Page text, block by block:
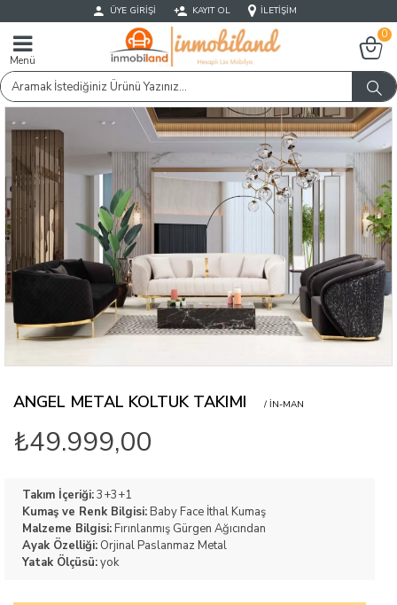
ÜYE GIRIŞI KAYIT OL İLETIŞIM
Menü
0
ANGEL METAL KOLTUK TAKIMI / IN-MAN
Takım İçeriği:3+3+1
Kumaş ve Renk Bilgisi: Baby Face İthal Kumaş
Malzeme Bilgisi: Fırınlanmış Gürgen Ağıcından
Ayak Özelliği: Orjinal Paslanmaz Metal
Yatak Ölçüsü:yok
₺49.999,00